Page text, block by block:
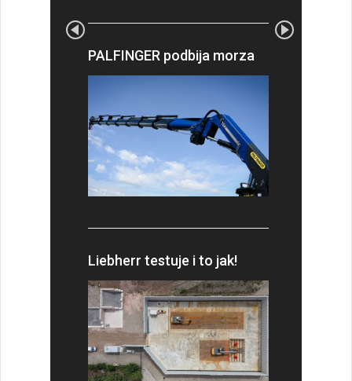
PALFINGER podbija morza
Liebherr testuje i to jak!